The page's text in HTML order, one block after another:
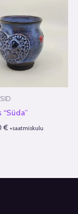
“Süda”
€ +saatmiskulu